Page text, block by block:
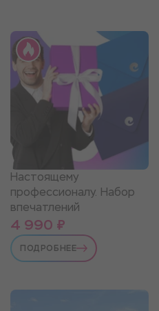
Настоящему
профессионалу. Набор
впечатлений
4 990 ₽
ПОДРОБНЕЕ